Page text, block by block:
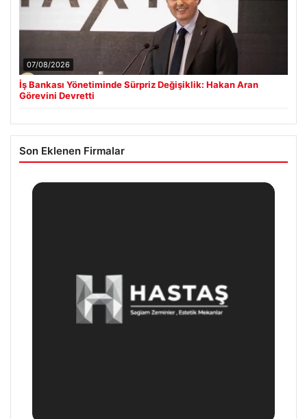
07/08/2026
İş Bankası Yönetiminde Sürpriz Değişiklik: Hakan Aran
Görevini Devretti
Son Eklenen Firmalar